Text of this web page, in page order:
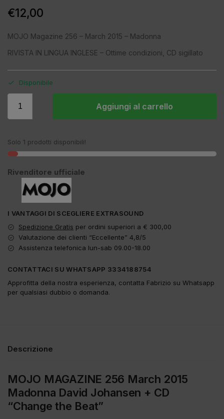
€12,00
MOJO Magazine 256 – March 2015 – Madonna
RIVISTA IN LINGUA INGLESE – Ottime condizioni, CD sigillato
Disponibile
Aggiungi al carrello
Solo 1 prodotti disponibili!
Rivenditore ufficiale
I VANTAGGI DI SCEGLIERE EXTRASOUND
Spedizione Gratis per ordini superiori a € 300,00
Valutazione dei clienti “Eccellente” 4,8/5
Assistenza telefonica lun-sab 09.00-18.00
CONTATTACI SU WHATSAPP 3334188754
Approfitta della nostra esperienza, contatta Fabrizio su Whatsapp
per qualsiasi dubbio o domanda.
Descrizione
MOJO MAGAZINE 256 March 2015
Madonna David Johansen + CD
“Change the Beat”